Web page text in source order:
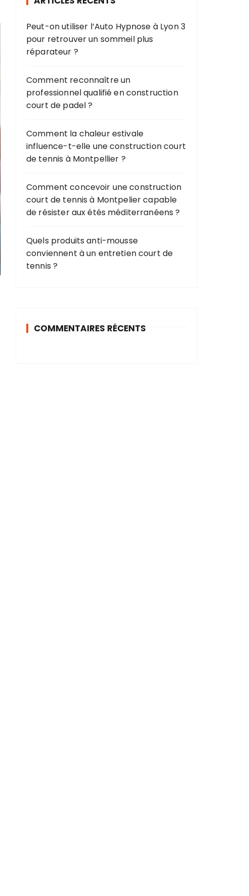
e
p
o
r
:
Peut-on utiliser l’Auto Hypnose à Lyon 3
pour retrouver un sommeil plus
réparateur ?
Comment reconnaître un
professionnel qualifié en construction
court de padel ?
Comment la chaleur estivale
influence-t-elle une construction court
de tennis à Montpellier ?
Comment concevoir une construction
court de tennis à Montpelier capable
de résister aux étés méditerranéens ?
Quels produits anti-mousse
conviennent à un entretien court de
tennis ?
COMMENTAIRES RÉCENTS